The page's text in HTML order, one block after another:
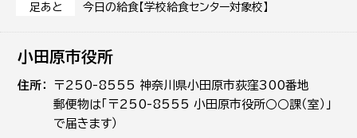
足あと 今日の給食【学校給食センター対象校】
小田原市役所
住所
〒250-8555 神奈川県小田原市荻窪300番地
郵便物は「〒250-8555 小田原市役所○○課（室）」
で届きます）